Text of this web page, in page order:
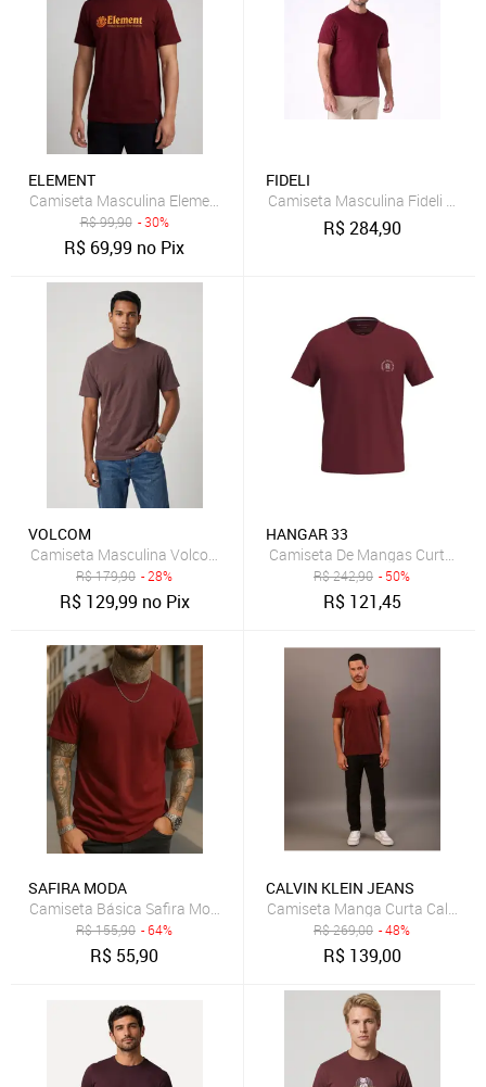
ELEMENT
Camiseta Masculina Element Filter Bordô
R$99,90 - 30%
R$ 69,99 no Pix
FIDELI
Camiseta Masculina Fideli Slim
R$284,90
VOLCOM
Camiseta Masculina Volcom ESP Single Stone Bordô
R$179,90 - 28%
R$ 129,99 no Pix
HANGAR 33
Camiseta De Mangas Curtas
R$242,90 - 50%
R$ 121,45
SAFIRA MODA
Camiseta Básica Safira Moda Algodão Bordô
R$155,90 - 64%
R$ 55,90
CALVIN KLEIN JEANS
Camiseta Manga Curta Calvin
R$269,00 - 48%
R$ 139,00